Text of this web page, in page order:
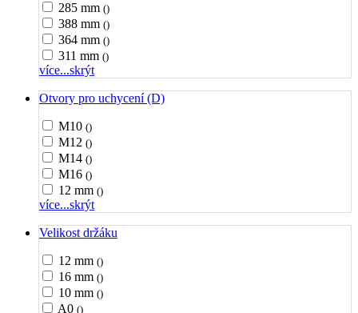
285 mm ()
388 mm ()
364 mm ()
311 mm ()
více...skrýt
Otvory pro uchycení (D)
M10 ()
M12 ()
M14 ()
M16 ()
12 mm ()
více...skrýt
Velikost držáku
12 mm ()
16 mm ()
10 mm ()
A0 ()